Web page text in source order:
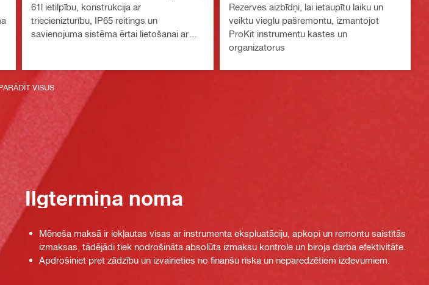
61l ietilpību, konstrukcija ar
triecienizturību, IP65 reitings un
savienojuma sistēma ērtai lietošanai ar
Rezerves aizbīdņi, lai ietaupītu laiku un
veiktu vieglu pašremontu, izmantojot
ProKit instrumentu kastes un
organizatorus
VISUS
Ilgtermiņa noma
Mēneša maksā ir iekļautas visas ar instrumenta ekspluatāciju, apkopi un remontu saistītās
izmaksas, tādējādi tiek nodrošināta absolūta izmaksu kontrole un biroja darba efektivitāte.
Apdrošiniet pret zādzību un izvairieties no finanšu riska un neparedzētiem izdevumiem.